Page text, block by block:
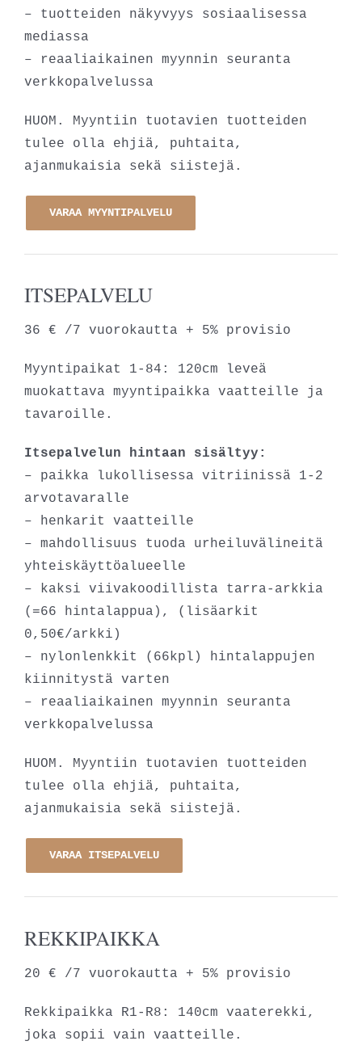
– tuotteiden näkyvyys sosiaalisessa
mediassa
– reaaliaikainen myynnin seuranta
verkkopalvelussa
HUOM. Myyntiin tuotavien tuotteiden
tulee olla ehjiä, puhtaita,
ajanmukaisia sekä siistejä.
VARAA MYYNTIPALVELU
ITSEPALVELU
36 € /7 vuorokautta + 5% provisio
Myyntipaikat 1-84: 120cm leveä
muokattava myyntipaikka vaatteille ja
tavaroille.
Itsepalvelun hintaan sisältyy:
– paikka lukollisessa vitriinissä 1-2
arvotavaralle
– henkarit vaatteille
– mahdollisuus tuoda urheiluvälineitä
yhteiskäyttöalueelle
– kaksi viivakoodillista tarra-arkkia
(=66 hintalappua), (lisäarkit
0,50€/arkki)
– nylonlenkkit (66kpl) hintalappujen
kiinnitystä varten
– reaaliaikainen myynnin seuranta
verkkopalvelussa
HUOM. Myyntiin tuotavien tuotteiden
tulee olla ehjiä, puhtaita,
ajanmukaisia sekä siistejä.
VARAA ITSEPALVELU
REKKIPAIKKA
20 € /7 vuorokautta + 5% provisio
Rekkipaikka R1-R8: 140cm vaaterekki,
joka sopii vain vaatteille.